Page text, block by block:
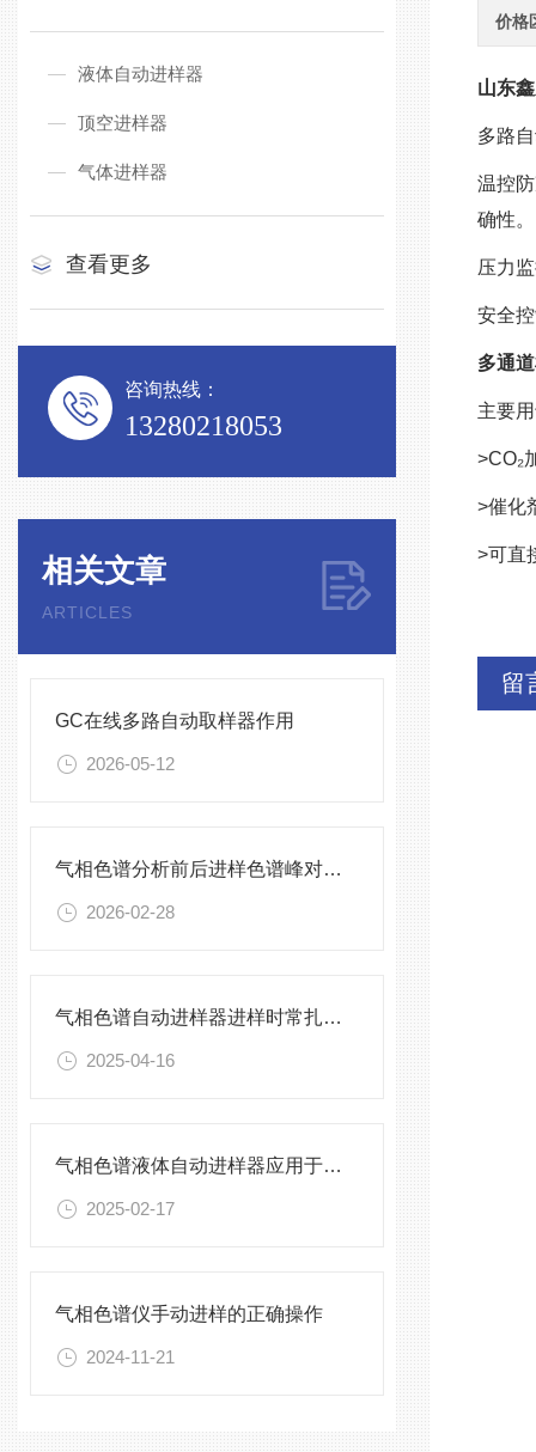
液体自动进样器
顶空进样器
气体进样器
查看更多
咨询热线：
13280218053
相关文章
ARTICLES
GC在线多路自动取样器作用
2026-05-12
气相色谱分析前后进样色谱峰对不上
2026-02-28
气相色谱自动进样器进样时常扎弯针怎么解决
2025-04-16
气相色谱液体自动进样器应用于哪些领域？
2025-02-17
气相色谱仪手动进样的正确操作
2024-11-21
价格
山东
多路
温控
确性。
压力
安全
多通
主要
>CO₂
>催化
>可直
留